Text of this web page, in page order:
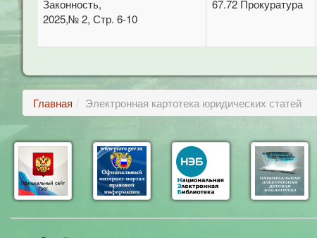
Законность,
2025,№ 2, Стр. 6-10
67.72 Прокуратура
Главная Электронная картотека юридических статей